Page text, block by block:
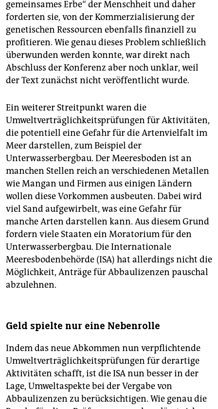
gemeinsames Erbe“ der Menschheit und daher
forderten sie, von der Kommerzialisierung der
genetischen Ressourcen ebenfalls finanziell zu
profitieren. Wie genau dieses Problem schließlich
überwunden werden konnte, war direkt nach
Abschluss der Konferenz aber noch unklar, weil
der Text zunächst nicht veröffentlicht wurde.
Ein weiterer Streitpunkt waren die
Umweltverträglichkeitsprüfungen für Aktivitäten,
die potentiell eine Gefahr für die Artenvielfalt im
Meer darstellen, zum Beispiel der
Unterwasserbergbau. Der Meeresboden ist an
manchen Stellen reich an verschiedenen Metallen
wie Mangan und Firmen aus einigen Ländern
wollen diese Vorkommen ausbeuten. Dabei wird
viel Sand aufgewirbelt, was eine Gefahr für
manche Arten darstellen kann. Aus diesem Grund
fordern viele Staaten ein Moratorium für den
Unterwasserbergbau. Die Internationale
Meeresbodenbehörde (ISA) hat allerdings nicht die
Möglichkeit, Anträge für Abbaulizenzen pauschal
abzulehnen.
Geld spielte nur eine Nebenrolle
Indem das neue Abkommen nun verpflichtende
Umweltverträglichkeitsprüfungen für derartige
Aktivitäten schafft, ist die ISA nun besser in der
Lage, Umweltaspekte bei der Vergabe von
Abbaulizenzen zu berücksichtigen. Wie genau die